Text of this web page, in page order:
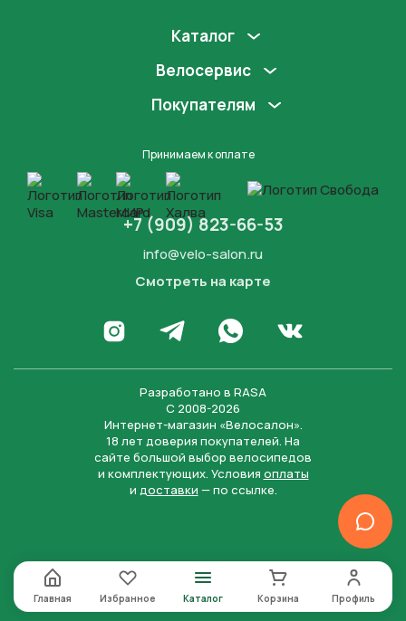
Каталог
Велосервис
Покупателям
Принимаем к оплате
+7 (909) 823-66-53
info@velo-salon.ru
Смотреть на карте
Перейти в Инстаграм
Написать в Телеграм
Написать в WhatsApp
Перейти во
Разработано в RASA
С 2008-2026
Интернет-магазин «Велосалон».
18 лет доверия покупателей. На
сайте большой выбор велосипедов
и комплектующих. Условия оплаты
и доставки — по ссылке.
Главная Избранное Каталог Корзина Профиль
Нажимая на кнопку “Отправить заявку”, вы даете
согласие на обработку персональных данных и
соглашаетесь с политикой конфиденциальности